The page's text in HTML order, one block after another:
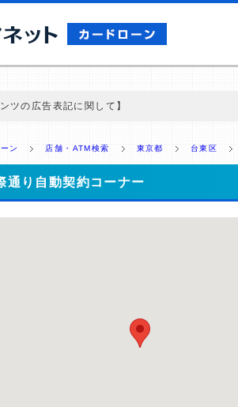
ンツの広告表記に関して】
基づき、公平性を担保した情報提供を行ってい
覧
ン 店舗・ATM検索 東京都 台東区
通り自動契約コーナー